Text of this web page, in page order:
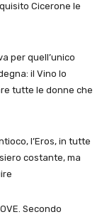
Cicerone le
per quell’unico
il Vino lo
tutte le donne che
l’Eros, in tutte
costante, ma
Secondo